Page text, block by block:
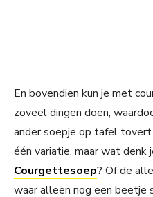
En bovendien kun je met
zoveel dingen doen,
ander soepje op tafel
één variatie, maar wat denk
Courgettesoep? Of de
waar alleen nog een beetje